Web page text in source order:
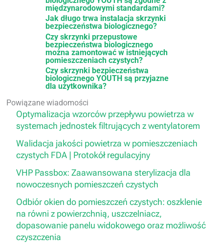
międzynarodowymi standardami?
Jak długo trwa instalacja skrzynki
bezpieczeństwa biologicznego?
Czy skrzynki przepustowe
bezpieczeństwa biologicznego
można zamontować w istniejących
pomieszczeniach czystych?
Czy skrzynki bezpieczeństwa
biologicznego YOUTH są przyjazne
dla użytkownika?
Powiązane wiadomości
Optymalizacja wzorców przepływu powietrza w
systemach jednostek filtrujących z wentylatorem
Walidacja jakości powietrza w pomieszczeniach
czystych FDA | Protokół regulacyjny
VHP Passbox: Zaawansowana sterylizacja dla
nowoczesnych pomieszczeń czystych
Odbiór okien do pomieszczeń czystych: oszklenie
na równi z powierzchnią, uszczelniacz,
dopasowanie panelu widokowego oraz możliwość
czyszczenia